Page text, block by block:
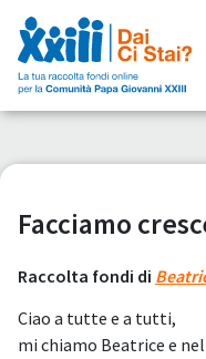
Facciamo
Raccolta fondi di
Ciao a tutte e a tutti,
mi chiamo Beatrice e